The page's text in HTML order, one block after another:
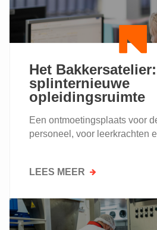
Het
splinternieuwe
opleidingsruimte
Een ontmoetingsplaats voor
personeel, voor leerkrachten
LEES MEER OVER
EEN